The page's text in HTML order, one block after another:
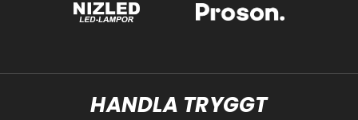
HANDLA TRYGGT